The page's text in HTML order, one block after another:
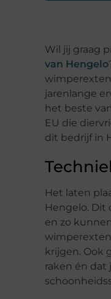
Wil jij graag
van Hengelo
jarenlange
het beste
EU die
dit bedrijf in
Het laten
Hengelo. Dit
en zo
krijgen. Ook
raken én dat